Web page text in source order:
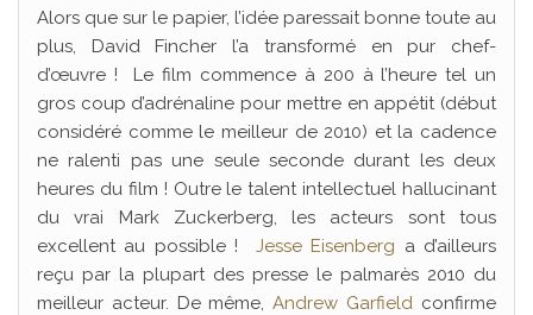
Alors que sur le papier, l’idée paressait bonne toute au
plus, David Fincher l’a transformé en pur chef-
d’œuvre ! Le film commence à 200 à l’heure tel un
gros coup d’adrénaline pour mettre en appétit (début
considéré comme le meilleur de 2010) et la cadence
ne ralenti pas une seule seconde durant les deux
heures du film ! Outre le talent intellectuel hallucinant
du vrai Mark Zuckerberg, les acteurs sont tous
excellent au possible ! Jesse Eisenberg a d’ailleurs
reçu par la plupart des presse le palmarès 2010 du
meilleur acteur. De même,Andrew Garfield confirme